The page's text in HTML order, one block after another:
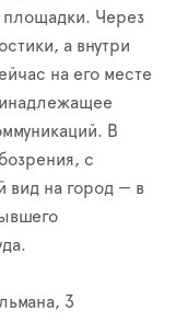
площадки. Через
а внутри
на его месте
В
с
вид на город — в
3